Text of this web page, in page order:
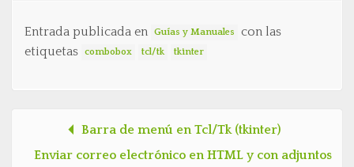
Entrada publicada en Guías y Manuales
con las
etiquetas
combobox tcl/tk tkinter
Post navigation
Barra de menú en Tcl/Tk (tkinter)
Enviar correo electrónico en HTML y con adjuntos